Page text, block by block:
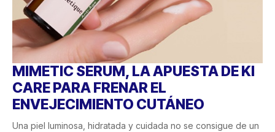
MIMETIC SERUM, LA APUESTA DE KI
CARE PARA FRENAR EL
ENVEJECIMIENTO CUTÁNEO
Una piel luminosa, hidratada y cuidada no se consigue de un